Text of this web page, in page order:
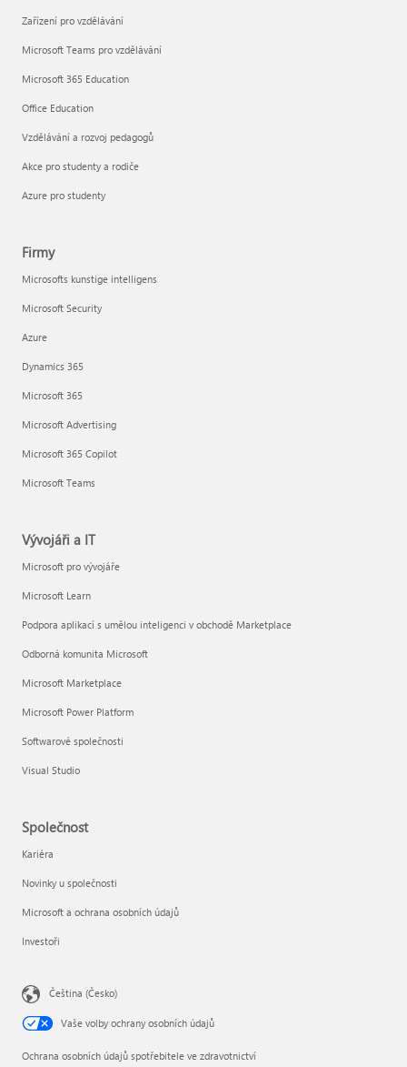
Zařízení pro vzdělávání
Microsoft Teams pro vzdělávání
Microsoft 365 Education
Office Education
Vzdělávání a rozvoj pedagogů
Akce pro studenty a rodiče
Azure pro studenty
Firmy
Microsofts kunstige intelligens
Microsoft Security
Azure
Dynamics 365
Microsoft 365
Microsoft Advertising
Microsoft 365 Copilot
Microsoft Teams
Vývojáři a IT
Microsoft pro vývojáře
Microsoft Learn
Podpora aplikací s umělou inteligenci v obchodě Marketplace
Odborná komunita Microsoft
Microsoft Marketplace
Microsoft Power Platform
Softwarové společnosti
Visual Studio
Společnost
Kariéra
Novinky u společnosti
Microsoft a ochrana osobních údajů
Investoři
Čeština (Česko)
Vaše volby ochrany osobních údajů
Ochrana osobních údajů spotřebitele ve zdravotnictví